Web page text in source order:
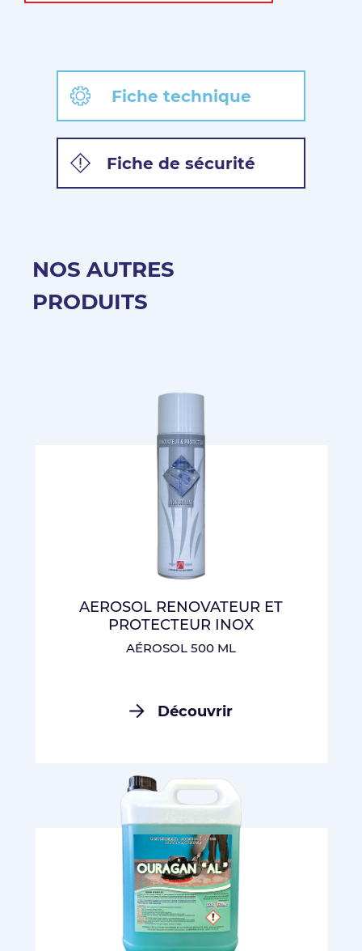
Fiche technique
Fiche de sécurité
NOS AUTRES
PRODUITS
AEROSOL RENOVATEUR ET
PROTECTEUR INOX
AÉROSOL 500 ML
Découvrir